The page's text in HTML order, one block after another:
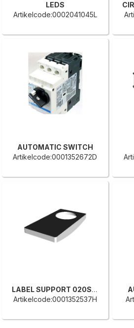
LEDS
Artikelcode:0002041045L
AUTOMATIC SWITCH
Artikelcode:0001352672D
LABEL SUPPORT 020ST27N
Artikelcode:0001352537H